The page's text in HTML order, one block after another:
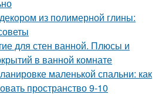
из полимерной глины:
для стен ванной. Плюсы и
в ванной комнате
маленькой спальни: как
пространство 9-10